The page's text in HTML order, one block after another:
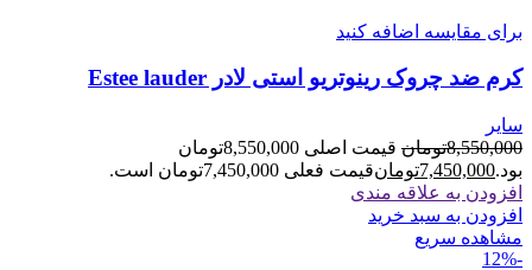
برای مقایسه اضافه کنید
کرم ضد چروک رینوتریو استی لادر Estee lauder
سایر
8,550,000تومان
قیمت اصلی 8,550,000تومان
بود.7,450,000تومانقیمت فعلی 7,450,000تومان است.
افزودن به علاقه مندی
افزودن به سبد خرید
مشاهده سریع
-12%